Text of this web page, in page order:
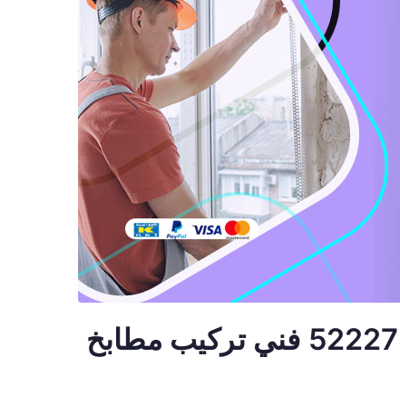
فني المنيوم المهبولة 52227343 فني تركيب مطابخ